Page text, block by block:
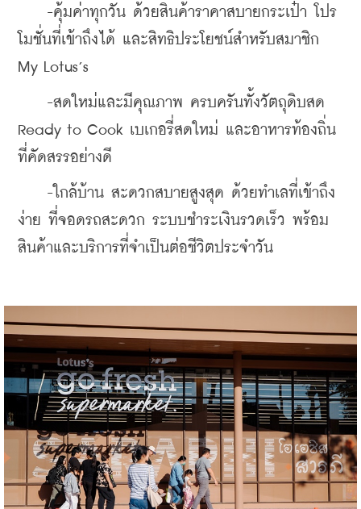
-คุ้มค่าทุกวัน ด้วยสินค้าราคาสบายกระเป๋า โปร
โมชั่นที่เข้าถึงได้ และสิทธิประโยชน์สำหรับสมาชิก
My Lotus’s
-สดใหม่และมีคุณภาพ ครบครันทั้งวัตถุดิบสด
Ready to Cook เบเกอรี่สดใหม่ และอาหารท้องถิ่น
ที่คัดสรรอย่างดี
-ใกล้บ้าน สะดวกสบายสูงสุด ด้วยทำเลที่เข้าถึง
ง่าย ที่จอดรถสะดวก ระบบชำระเงินรวดเร็ว พร้อม
สินค้าและบริการที่จำเป็นต่อชีวิตประจำวัน